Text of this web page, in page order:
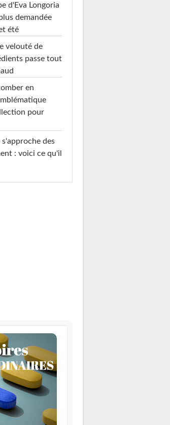
d'Eva Longoria
demandée
été
velouté de
passe tout
en
pour
des
: voici ce qu'il